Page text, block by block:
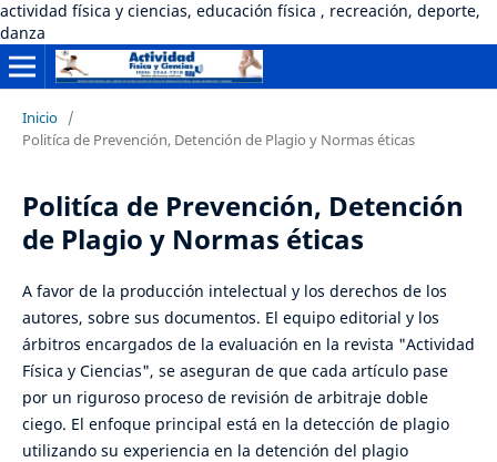
actividad física y ciencias, educación física , recreación, deporte,
danza
Inicio /
Politíca de Prevención, Detención de Plagio y Normas éticas
Politíca de Prevención, Detención
de Plagio y Normas éticas
A favor de la producción intelectual y los derechos de los
autores, sobre sus documentos. El equipo editorial y los
árbitros encargados de la evaluación en la revista "Actividad
Física y Ciencias", se aseguran de que cada artículo pase
por un riguroso proceso de revisión de arbitraje doble
ciego. El enfoque principal está en la detección de plagio
utilizando su experiencia en la detención del plagio